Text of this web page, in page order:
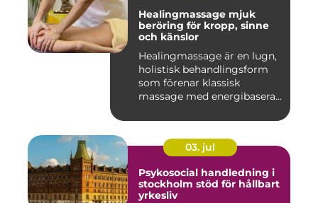
Healingmassage mjuk
beröring för kropp, sinne
och känslor
Healingmassage är en lugn,
holistisk behandlingsform
som förenar klassisk
massage med energibaserad
03. jul
Psykosocial handledning i
stockholm stöd för hållbart
yrkesliv